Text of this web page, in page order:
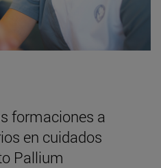
formaciones a
en cuidados
Pallium